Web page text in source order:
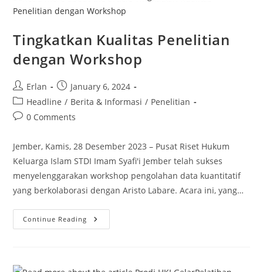
1
April
Tingkatkan Kualitas Penelitian
dengan Workshop
Post
author:
Erlan
Post
published:
January 6, 2024
Post
category:
Headline / Berita & Informasi / Penelitian
Post0 Comments
Jember, Kamis, 28 Desember 2023 – Pusat Riset Hukum
Keluarga Islam STDI Imam Syafi'i Jember telah sukses
menyelenggarakan workshop pengolahan data kuantitatif
yang berkolaborasi dengan Aristo Labare. Acara ini, yang…
Continue Reading Tingkatkan
Kualitas